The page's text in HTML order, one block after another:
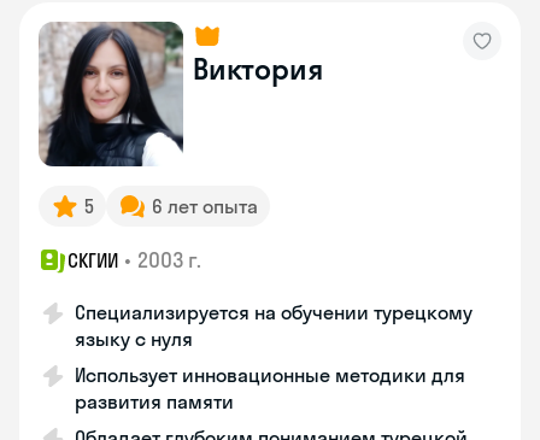
Виктория
5 6 лет опыта
СКГИИ • 2003 г.
Специализируется на обучении турецкому
языку с нуля
Использует инновационные методики для
развития памяти